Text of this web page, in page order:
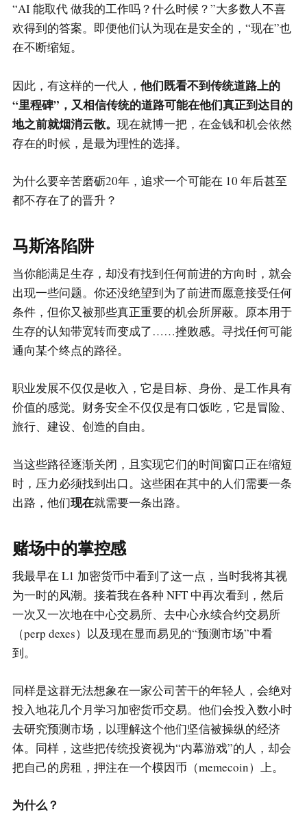
“AI 能取代 做我的工作吗？什么时候？”大多数人不喜
欢得到的答案。即便他们认为现在是安全的，“现在”也
在不断缩短。
因此，有这样的一代人， 他们既看不到传统道路上的
“里程碑”，又相信传统的道路可能在他们真正到达目的
地之前就烟消云散。 现在就博一把，在金钱和机会依然
存在的时候，是最为理性的选择。
为什么要辛苦磨砺20年，追求一个可能在 10 年后甚至
都不存在了的晋升？
马斯洛陷阱
当你能满足生存，却没有找到任何前进的方向时，就会
出现一些问题。你还没绝望到为了前进而愿意接受任何
条件，但你又被那些真正重要的机会所屏蔽。原本用于
生存的认知带宽转而变成了……挫败感。寻找任何可能
通向某个终点的路径。
职业发展不仅仅是收入，它是目标、身份、是工作具有
价值的感觉。财务安全不仅仅是有口饭吃，它是冒险、
旅行、建设、创造的自由。
当这些路径逐渐关闭，且实现它们的时间窗口正在缩短
时，压力必须找到出口。这些困在其中的人们需要一条
出路，他们现在就需要一条出路。
赌场中的掌控感
我最早在 L1 加密货币中看到了这一点，当时我将其视
为一时的风潮。接着我在各种 NFT 中再次看到，然后
一次又一次地在中心交易所、去中心永续合约交易所
（perp dexes）以及现在显而易见的“预测市场”中看
到。
同样是这群无法想象在一家公司苦干的年轻人，会绝对
投入地花几个月学习加密货币交易。他们会投入数小时
去研究预测市场，以理解这个他们坚信被操纵的经济
体。同样，这些把传统投资视为“内幕游戏”的人，却会
把自己的房租，押注在一个模因币（memecoin）上。
为什么？